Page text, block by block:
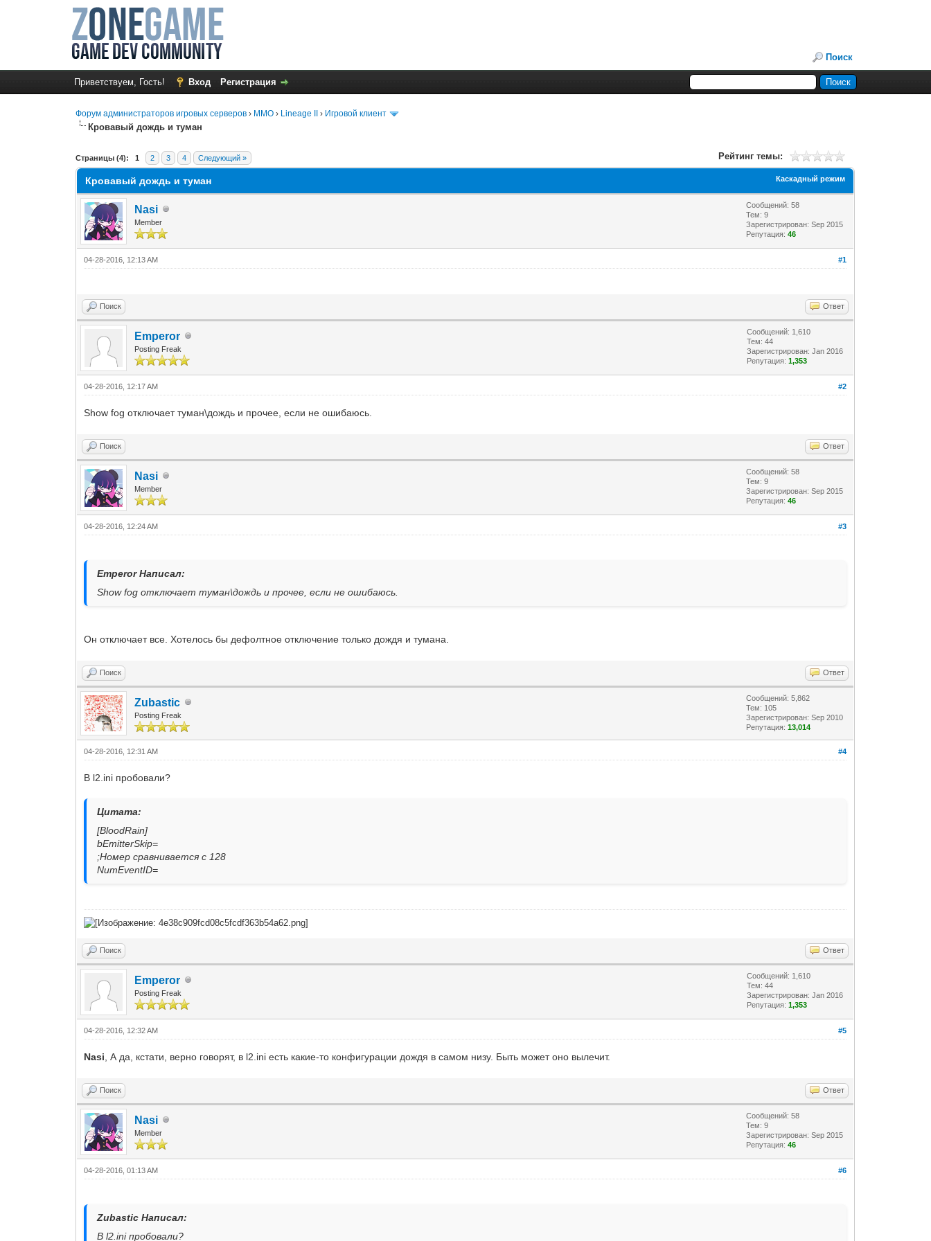
Поиск
Приветствуем, Гость! Вход Регистрация
Форум администраторов игровых серверов › MMO › Lineage II › Игровой клиент
Кровавый дождь и туман
Страницы (4): 1 2 3 4 Следующий » Рейтинг темы:
0 Голос(ов) - 0 в среднем
1
2
3
4
5
Каскадный режим
Кровавый дождь и туман
Nasi
Member
Сообщений: 58
Тем: 9
Зарегистрирован: Sep 2015
Репутация:46
#1
04-28-2016, 12:13 AM
Поиск Ответ
Emperor
Posting Freak
Сообщений: 1,610
Тем: 44
Зарегистрирован: Jan 2016
Репутация:1,353
#2
04-28-2016, 12:17 AM
Show fog отключает туман\дождь и прочее, если не ошибаюсь.
Поиск Ответ
Nasi
Member
Сообщений: 58
Тем: 9
Зарегистрирован: Sep 2015
Репутация:46
#3
04-28-2016, 12:24 AM
Emperor Написал:
Show fog отключает туман\дождь и прочее, если не ошибаюсь.
Он отключает все. Хотелось бы дефолтное отключение только дождя и тумана.
Поиск Ответ
Zubastic
Posting Freak
Сообщений: 5,862
Тем: 105
Зарегистрирован: Sep 2010
Репутация:13,014
#4
04-28-2016, 12:31 AM
В l2.ini пробовали?
Цитата:
[BloodRain]
bEmitterSkip=
;Номер сравнивается с 128
NumEventID=
Поиск Ответ
Emperor
Posting Freak
Сообщений: 1,610
Тем: 44
Зарегистрирован: Jan 2016
Репутация:1,353
#5
04-28-2016, 12:32 AM
Nasi , А да, кстати, верно говорят, в l2.ini есть какие-то конфигурации дождя в самом низу. Быть может оно вылечит.
Поиск Ответ
Nasi
Member
Сообщений: 58
Тем: 9
Зарегистрирован: Sep 2015
Репутация:46
#6
04-28-2016, 01:13 AM
Zubastic Написал:
В l2.ini пробовали?